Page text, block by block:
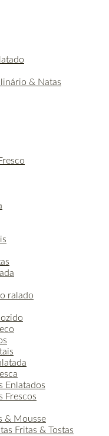
& Natas
ralado
Enlatados
Frescos
& Mousse
Fritas & Tostas